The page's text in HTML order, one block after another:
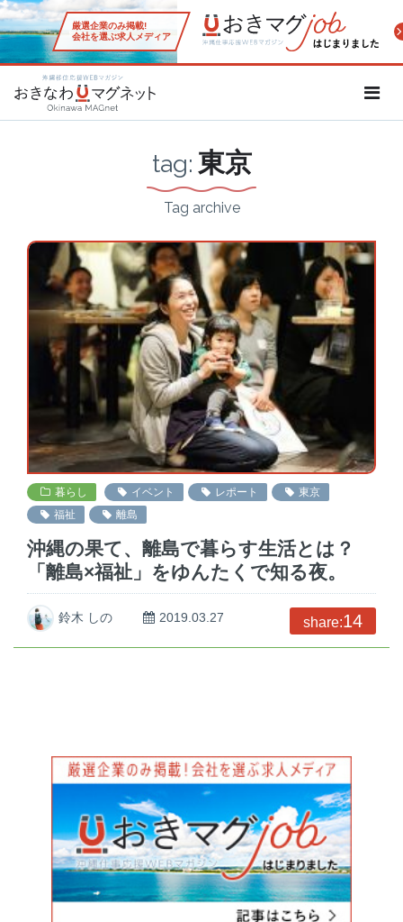
厳選企業のみ掲載!
会社を選ぶ求人メディア
tag: 東京
Tag archive
暮らし イベント レポート
東京
福祉
離島
沖縄の果て、離島で暮らす生活とは？
「離島×福祉」をゆんたくで知る夜。
鈴木 しの 2019.03.27 share:14